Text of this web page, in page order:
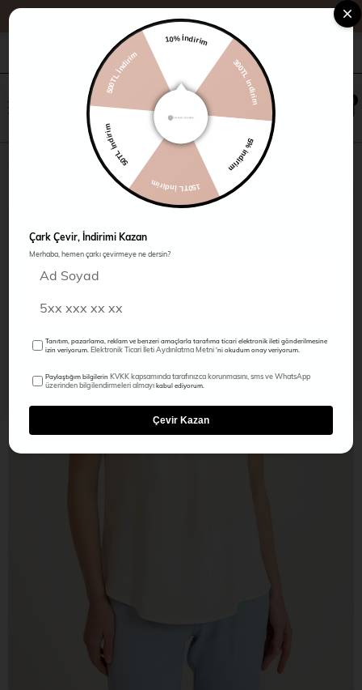
+90 216 485 60 90 Kampanyalar
0
10% İndirim
300TL indirim
5% indirim
150TL İndirim
50TL İndirim
500TL İndirim
Çark Çevir, İndirimi Kazan
Merhaba, hemen çarkı çevirmeye ne dersin?
Tanıtım, pazarlama, reklam ve benzeri amaçlarla tarafıma ticari elektronik ileti gönderilmesine
izin veriyorum.Elektronik Ticari İleti Aydınlatma Metni'ni okudum onay veriyorum.
Paylaştığım bilgilerinKVKK kapsamında tarafınızca korunmasını, sms ve WhatsApp
üzerinden bilgilendirmeleri almayıkabul ediyorum.
Çevir Kazan